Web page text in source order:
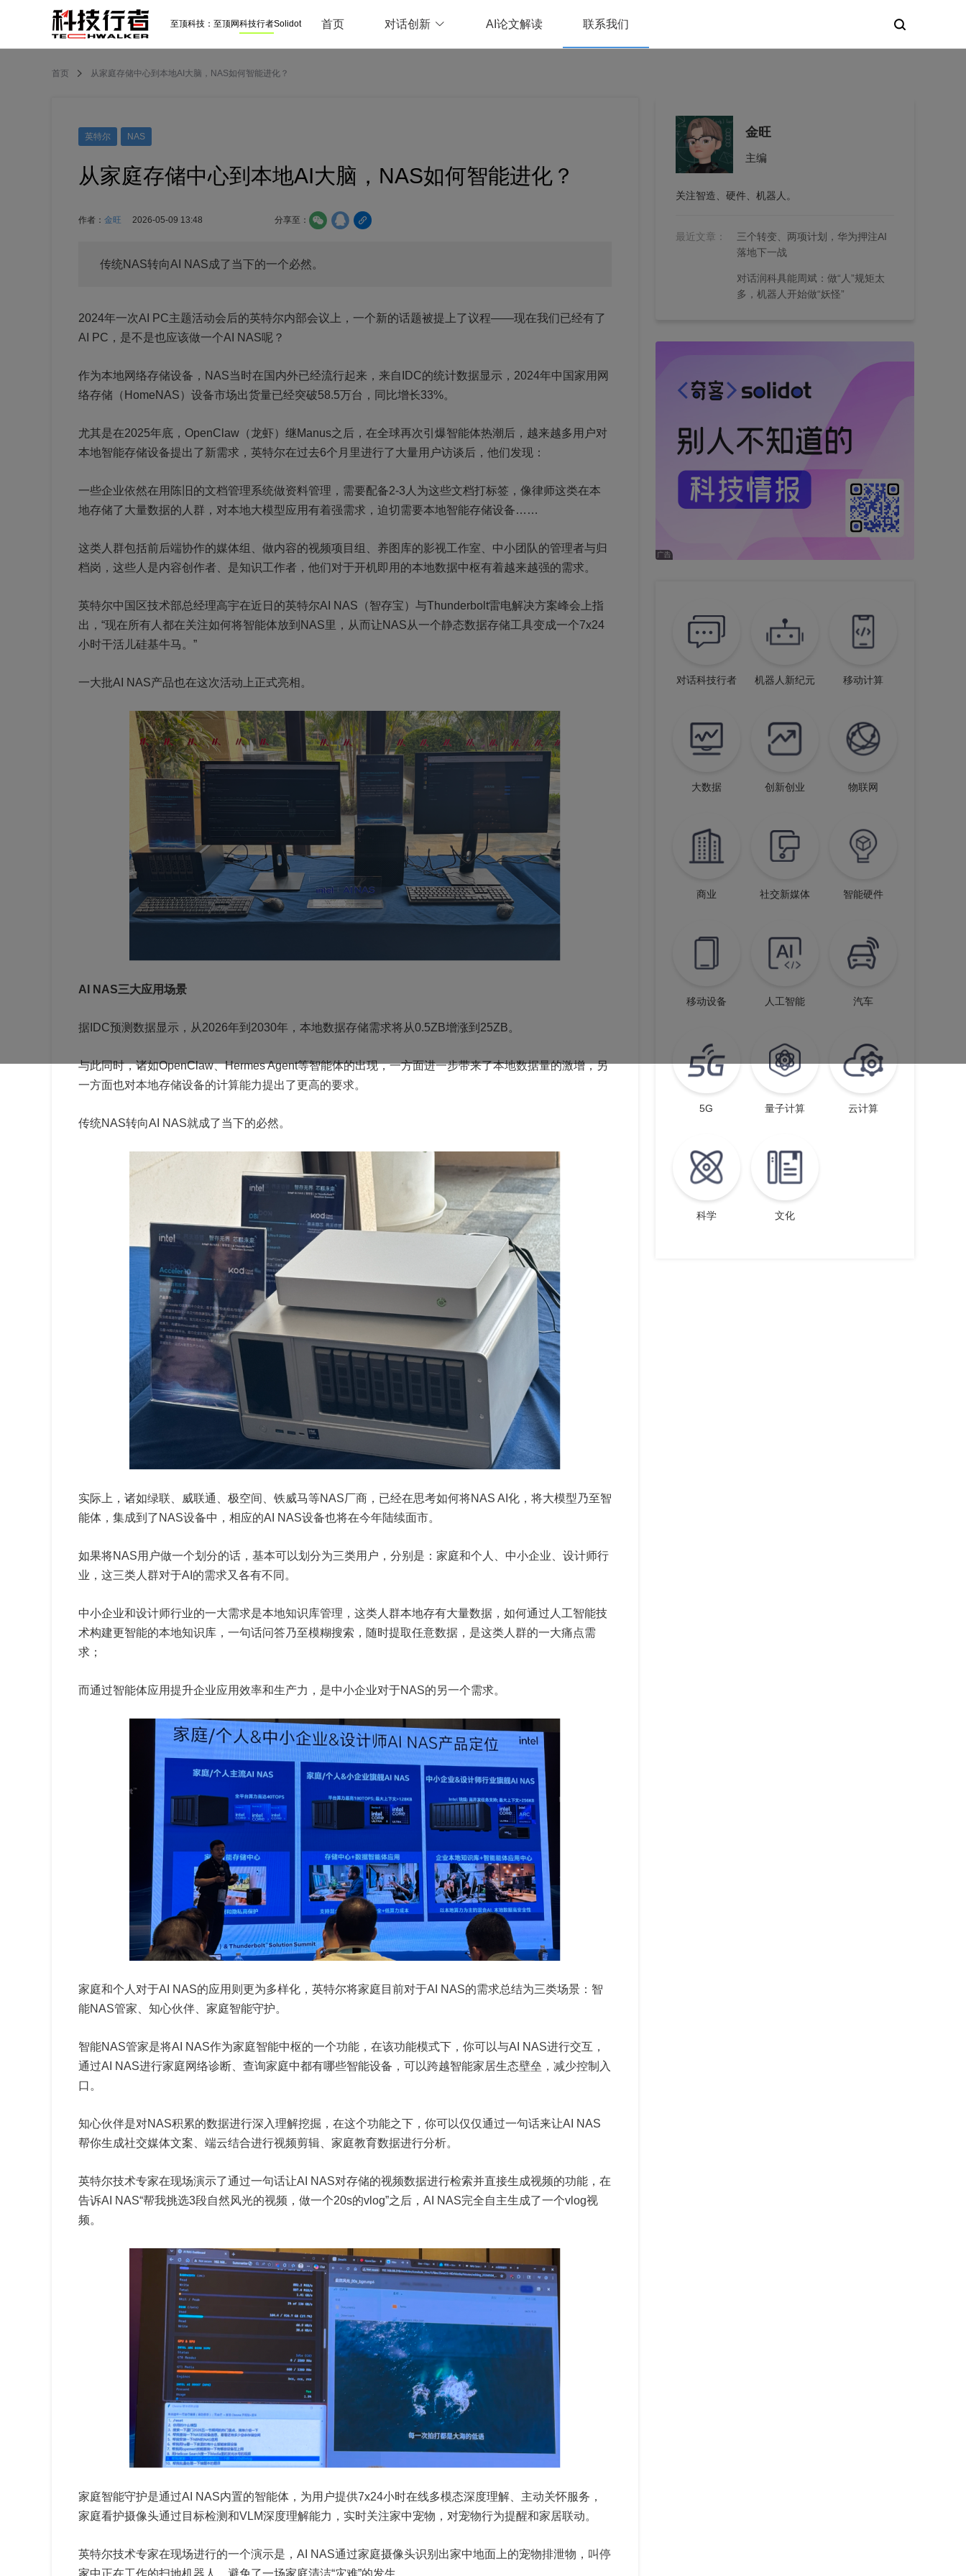
至顶科技： 至顶网科技行者Solidot 首页 对话创新 AI论文解读 联系我们
首页 从家庭存储中心到本地AI大脑，NAS如何智能进化？
英特尔 NAS
从家庭存储中心到本地AI大脑，NAS如何智能进化？
作者： 金旺 2026-05-09 13:48 分享至：
传统NAS转向AI NAS成了当下的一个必然。
2024年一次AI PC主题活动会后的英特尔内部会议上，一个新的话题被提上了议程——现在我们已经有了
AI PC，是不是也应该做一个AI NAS呢？
作为本地网络存储设备，NAS当时在国内外已经流行起来，来自IDC的统计数据显示，2024年中国家用网
络存储（HomeNAS）设备市场出货量已经突破58.5万台，同比增长33%。
尤其是在2025年底，OpenClaw（龙虾）继Manus之后，在全球再次引爆智能体热潮后，越来越多用户对
本地智能存储设备提出了新需求，英特尔在过去6个月里进行了大量用户访谈后，他们发现：
一些企业依然在用陈旧的文档管理系统做资料管理，需要配备2-3人为这些文档打标签，像律师这类在本
地存储了大量数据的人群，对本地大模型应用有着强需求，迫切需要本地智能存储设备……
这类人群包括前后端协作的媒体组、做内容的视频项目组、养图库的影视工作室、中小团队的管理者与归
档岗，这些人是内容创作者、是知识工作者，他们对于开机即用的本地数据中枢有着越来越强的需求。
英特尔中国区技术部总经理高宇在近日的英特尔AI NAS（智存宝）与Thunderbolt雷电解决方案峰会上指
出，“现在所有人都在关注如何将智能体放到NAS里，从而让NAS从一个静态数据存储工具变成一个7x24
小时干活儿硅基牛马。”
一大批AI NAS产品也在这次活动上正式亮相。
AI NAS三大应用场景
据IDC预测数据显示，从2026年到2030年，本地数据存储需求将从0.5ZB增涨到25ZB。
与此同时，诸如OpenClaw、Hermes Agent等智能体的出现，一方面进一步带来了本地数据量的激增，另
一方面也对本地存储设备的计算能力提出了更高的要求。
传统NAS转向AI NAS就成了当下的必然。
实际上，诸如绿联、威联通、极空间、铁威马等NAS厂商，已经在思考如何将NAS AI化，将大模型乃至智
能体，集成到了NAS设备中，相应的AI NAS设备也将在今年陆续面市。
如果将NAS用户做一个划分的话，基本可以划分为三类用户，分别是：家庭和个人、中小企业、设计师行
业，这三类人群对于AI的需求又各有不同。
中小企业和设计师行业的一大需求是本地知识库管理，这类人群本地存有大量数据，如何通过人工智能技
术构建更智能的本地知识库，一句话问答乃至模糊搜索，随时提取任意数据，是这类人群的一大痛点需
求；
而通过智能体应用提升企业应用效率和生产力，是中小企业对于NAS的另一个需求。
家庭和个人对于AI NAS的应用则更为多样化，英特尔将家庭目前对于AI NAS的需求总结为三类场景：智
能NAS管家、知心伙伴、家庭智能守护。
智能NAS管家是将AI NAS作为家庭智能中枢的一个功能，在该功能模式下，你可以与AI NAS进行交互，
通过AI NAS进行家庭网络诊断、查询家庭中都有哪些智能设备，可以跨越智能家居生态壁垒，减少控制入
口。
知心伙伴是对NAS积累的数据进行深入理解挖掘，在这个功能之下，你可以仅仅通过一句话来让AI NAS
帮你生成社交媒体文案、端云结合进行视频剪辑、家庭教育数据进行分析。
英特尔技术专家在现场演示了通过一句话让AI NAS对存储的视频数据进行检索并直接生成视频的功能，在
告诉AI NAS“帮我挑选3段自然风光的视频，做一个20s的vlog”之后，AI NAS完全自主生成了一个vlog视
频。
家庭智能守护是通过AI NAS内置的智能体，为用户提供7x24小时在线多模态深度理解、主动关怀服务，
家庭看护摄像头通过目标检测和VLM深度理解能力，实时关注家中宠物，对宠物行为提醒和家居联动。
英特尔技术专家在现场进行的一个演示是，AI NAS通过家庭摄像头识别出家中地面上的宠物排泄物，叫停
家中正在工作的扫地机器人，避免了一场家庭清洁“灾难”的发生。
金旺
主编
关注智造、硬件、机器人。
最近文章：
三个转变、两项计划，华为押注AI
落地下一战
对话润科具能周斌：做“人”规矩太
多，机器人开始做“妖怪”
对话科技行者 机器人新纪元 移动计算
大数据 创新创业 物联网
商业 社交新媒体 智能硬件
移动设备 人工智能 汽车
5G 量子计算 云计算
科学 文化